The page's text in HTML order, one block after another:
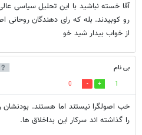
آقا خسته نباشید با این تحلیل سیاسی
رو کوبیدند. بله که رای دهندگان روحانی
از خواب بیدار شید خو
بی نام
1
0
خب اصولگرا نیستند اما هستند. بودنشان
را گذاشته اند سرکار این بداخلاق ها.